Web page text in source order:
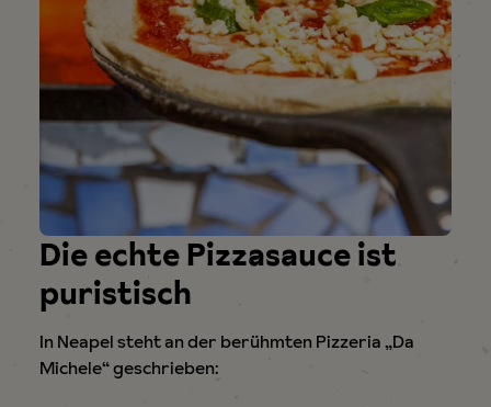
Die echte Pizzasauce ist
puristisch
In Neapel steht an der berühmten Pizzeria „Da
Michele“ geschrieben: